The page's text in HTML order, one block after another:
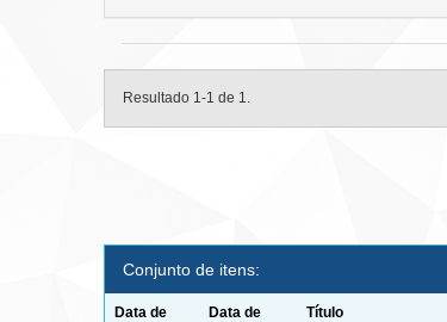
Resultado 1-1 de 1.
Conjunto de itens:
Data de
Data de
Título